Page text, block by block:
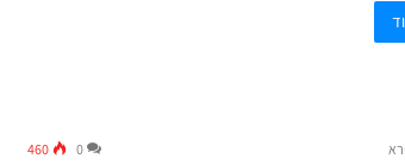
0
460